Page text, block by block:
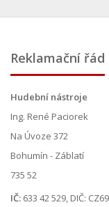
Reklamační řád
Hudební nástroje
Ing. René Paciorek
Na Úvoze 372
Bohumín - Záblatí
735 52
IČ: 633 42 529, DIČ: